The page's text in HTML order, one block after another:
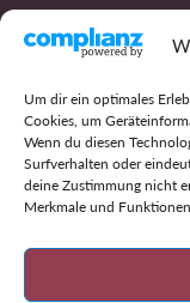
Um dir ein optimales
Cookies, um
Wenn du diesen
Surfverhalten oder
deine Zustimmung nicht
Merkmale und